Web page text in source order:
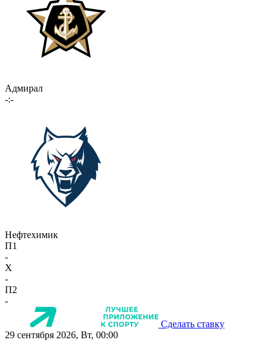
Адмирал
-:-
Нефтехимик
П1
-
X
-
П2
-
Сделать ставку
29 сентября 2026, Вт, 00:00